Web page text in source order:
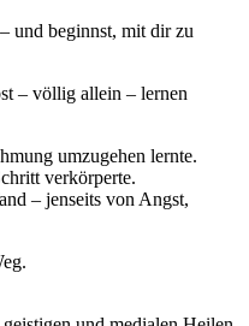
und beginnst, mit dir zu
– völlig allein – lernen
umzugehen lernte.
verkörperte.
– jenseits von Angst,